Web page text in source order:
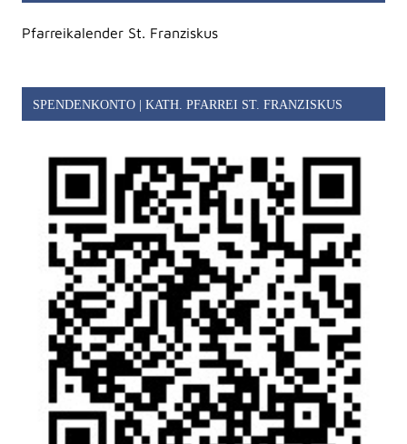
Pfarreikalender St. Franziskus
SPENDENKONTO | KATH. PFARREI ST. FRANZISKUS